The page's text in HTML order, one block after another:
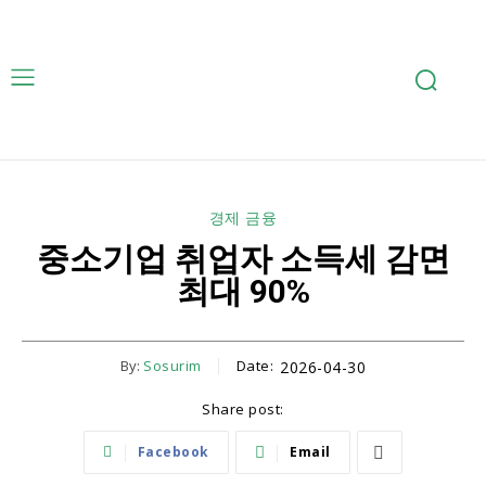
경제 금융
중소기업 취업자 소득세 감면
최대 90%
By: Sosurim Date: 2026-04-30
Share post:
Facebook Email